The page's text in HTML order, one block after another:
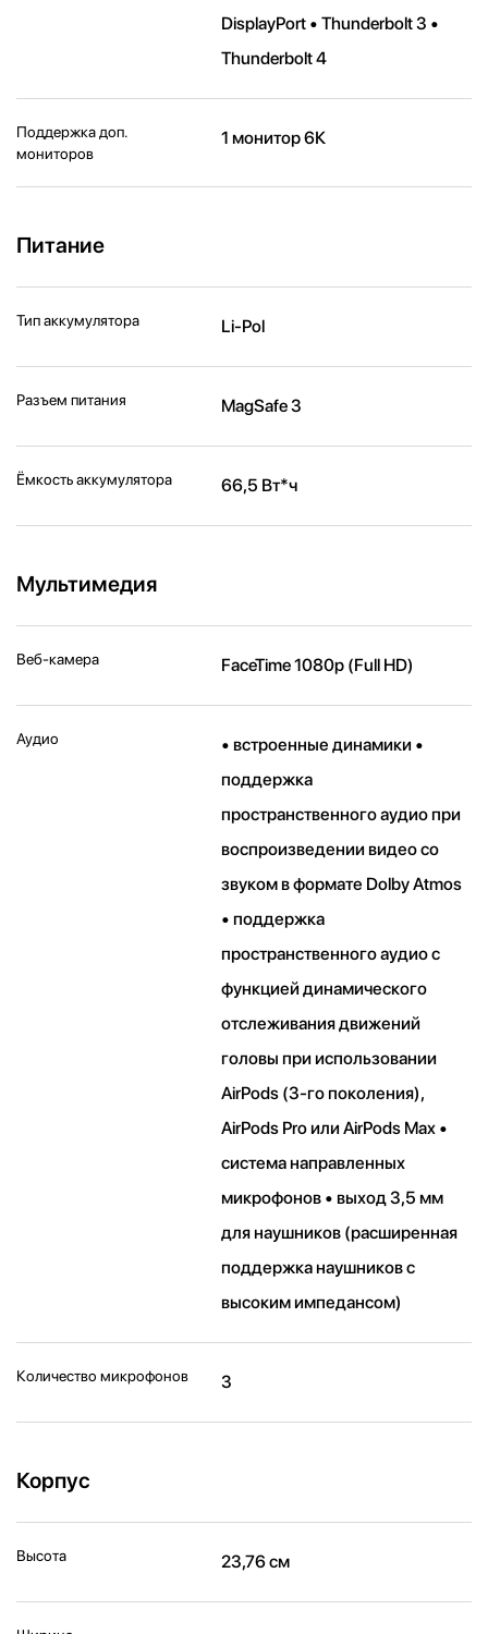
DisplayPort • Thunderbolt 3 •
Thunderbolt 4
Поддержка доп.
мониторов
1 монитор 6К
Питание
Тип аккумулятора Li-Pol
Разъем питания MagSafe 3
Ёмкость аккумулятора 66,5 Вт*ч
Мультимедия
Веб-камера FaceTime 1080p (Full HD)
Аудио
• встроенные динамики •
поддержка
пространственного аудио при
воспроизведении видео со
звуком в формате Dolby Atmos
• поддержка
пространственного аудио с
функцией динамического
отслеживания движений
головы при использовании
AirPods (3‑го поколения),
AirPods Pro или AirPods Max •
система направленных
микрофонов • выход 3,5 мм
для наушников (расширенная
поддержка наушников с
высоким импедансом)
Количество микрофонов 3
Корпус
Высота 23,76 см